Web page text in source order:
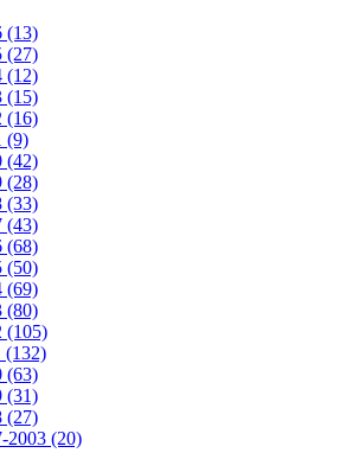
(13)
(27)
(12)
(15)
(16)
(9)
(42)
(28)
(33)
(43)
(68)
(50)
(69)
(80)
(105)
(132)
(63)
(31)
(27)
2003 (20)